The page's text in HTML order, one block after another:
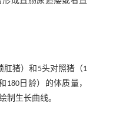
肛猪）和5头对照猪（1
180日龄）的体质量，
制生长曲线。